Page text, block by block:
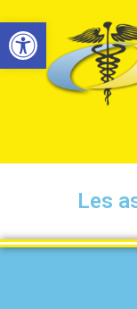
Ouvrir la barre d’outils
Les